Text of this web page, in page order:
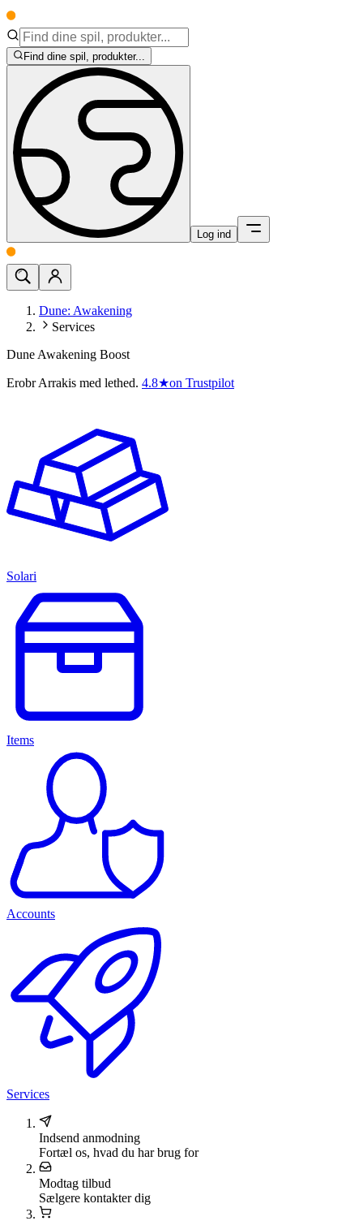
Find dine spil, produkter...
Log ind
Dune: Awakening
Services
Dune Awakening Boost
Erobr Arrakis med lethed. 4.8★on Trustpilot
Solari
Items
Accounts
Services
Indsend anmodning
Fortæl os, hvad du har brug for
Modtag tilbud
Sælgere kontakter dig